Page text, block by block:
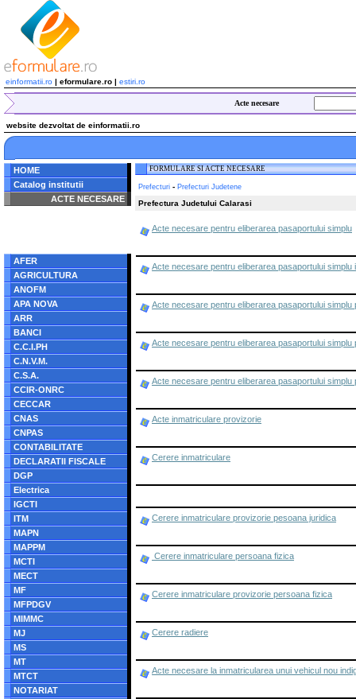
einformatii.ro | eformulare.ro | estiri.ro
Acte necesare
website dezvoltat de einformatii.ro
HOME
Catalog institutii
ACTE NECESARE
/home/eformulare.ro/public_html/navigare/stanga.php
AFER
AGRICULTURA
ANOFM
APA NOVA
ARR
BANCI
C.C.I.PH
C.N.V.M.
C.S.A.
CCIR-ONRC
CECCAR
CNAS
CNPAS
CONTABILITATE
DECLARATII FISCALE
DGP
Electrica
IGCTI
ITM
MAPN
MAPPM
MCTI
MECT
MF
MFPDGV
MIMMC
MJ
MS
MT
MTCT
NOTARIAT
FORMULARE SI ACTE NECESARE
Prefecturi - Prefecturi Judetene
Prefectura Judetului Calarasi
Acte necesare pentru eliberarea pasaportului simplu
Acte necesare pentru eliberarea pasaportului
Acte necesare pentru eliberarea pasaportului
Acte necesare pentru eliberarea pasaportului
Acte necesare pentru eliberarea pasaportului
Acte inmatriculare provizorie
Cerere inmatriculare
Cerere inmatriculare provizorie pesoana juridica
Cerere inmatriculare persoana fizica
Cerere inmatriculare provizorie persoana fizica
Cerere radiere
Acte necesare la inmatricularea unui vehicul nou